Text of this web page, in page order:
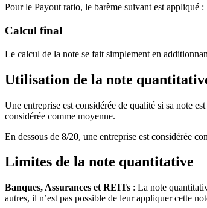
Pour le Payout ratio, le barème suivant est appliqué
Calcul final
Le calcul de la note se fait simplement en
Utilisation de la note
Une entreprise est considérée de qualité si sa note
considérée comme moyenne.
En dessous de 8/20, une entreprise est considérée
Limites de la note quantitative
Banques, Assurances et REITs : La note
autres, il n’est pas possible de leur appliquer cette